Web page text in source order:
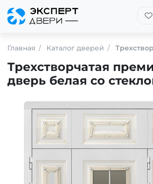
Главная Каталог дверей
Трехстворчатая
дверь белая со